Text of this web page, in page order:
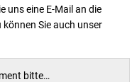
uns eine E-Mail an die
Sie auch unser
bitte…